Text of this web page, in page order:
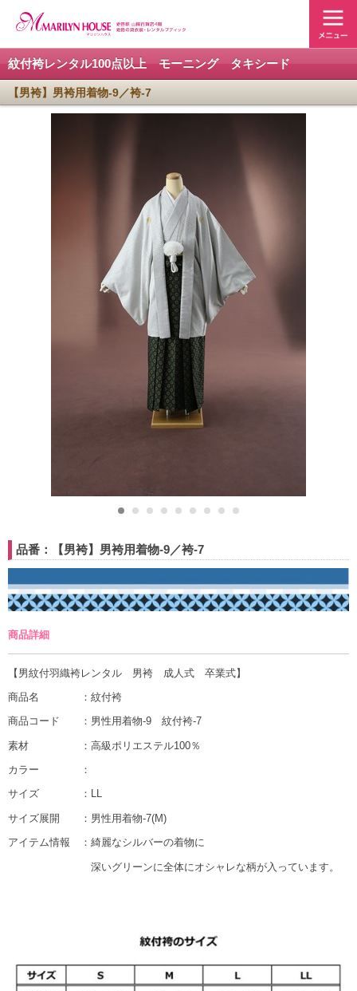
紋付袴レンタル100点以上 モーニング タキシード
【男袴】男袴用着物-9／袴-7
品番：【男袴】男袴用着物-9／袴-7
商品詳細
【男紋付羽織袴レンタル 男袴 成人式 卒業式】
商品名 ：紋付袴
商品コード ：男性用着物-9 紋付袴-7
素材 ：高級ポリエステル100％
カラー ：
サイズ ：LL
サイズ展開 ：男性用着物-7(M)
アイテム情報 ：綺麗なシルバーの着物に
深いグリーンに全体にオシャレな柄が入っています。